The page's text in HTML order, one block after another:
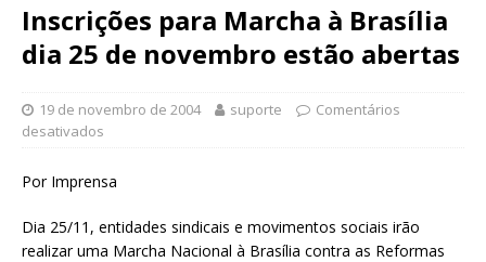
Inscrições para Marcha à Brasília
dia 25 de novembro estão abertas
19 de novembro de 2004 suporte
Comentários
desativados
Por Imprensa
Dia 25/11, entidades sindicais e movimentos sociais irão
realizar uma Marcha Nacional à Brasília contra as Reformas